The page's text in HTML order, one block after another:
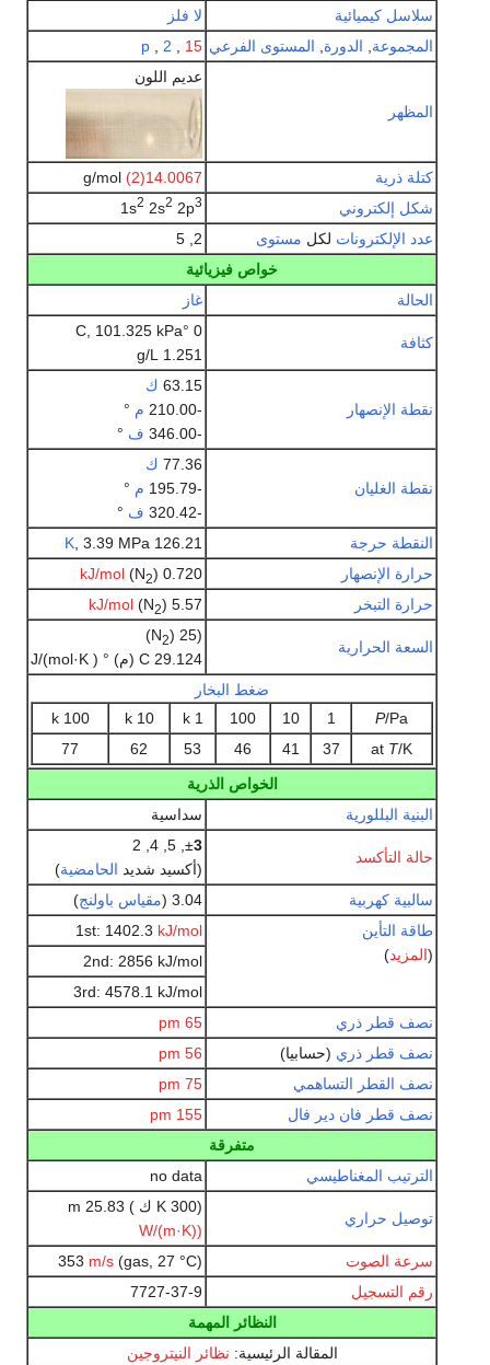
سلاسل كيميائية
لا فلز
المجموعة
الدورة المستوى الفرعي p 2 15
المظهر
عديم اللون
كتلة ذرية 14.0067
(2)
شكل إلكتروني
1s2 2s2 2p3
عدد الإلكترونات لكل مستوى
2, 5
خواص فيزيائية
الحالة
غاز
كثافة
0 °C, 101.325 kPa
1.251 g/L
نقطة الإنصهار
63.15 ك
-210.00
م °
-346.00
ف °
نقطة الغليان
77.36 ك
-195.79
م °
-320.42
ف °
النقطة حرجة
126.21
K , 3.39 MPa
حرارة الإنصهار
kJ/mol (N2) 0.720
حرارة التبخر
kJ/mol (N2) 5.57
السعة الحرارية
(25 (N
2
)
29.124 C (م) ° ( J/(mol·K
ضغط البخار
P/Pa
1
10
100
1 k
10 k
100 k
at T/K
37
41
46
53
62
77
الخواص الذرية
البنية البللورية
سداسية
حالة التأكسد
±3
(أكسيد شديد الحامضية)
سالبية كهربية
3.04 ( مقياس باولنج)
طاقة التأين
(المزيد)
1st: 1402.3 kJ/mol
2nd: 2856 kJ/mol
3rd: 4578.1 kJ/mol
نصف قطر ذري
65
pm
نصف قطر ذري (حسابيا) 56
pm
نصف القطر التساهمي
75
pm
نصف قطر فان دير فال
155
pm
متفرقة
الترتيب المغناطيسي
no data
توصيل حراري
(300 K ك ) 25.83 m
(W/(m·K)
سرعة الصوت
(gas, 27 °C) 353
m/s
رقم التسجيل
7727-37-9
النظائر المهمة
المقالة الرئيسية: نظائر النيتروجين